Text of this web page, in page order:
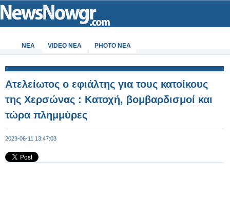
ΝΕΑ VIDEO NEA PHOTO NEA
Ατελείωτος ο εφιάλτης για τους κατοίκους
της Χερσώνας : Κατοχή, βομβαρδισμοί και
τώρα πλημμύρες
2023-06-11 13:47:03